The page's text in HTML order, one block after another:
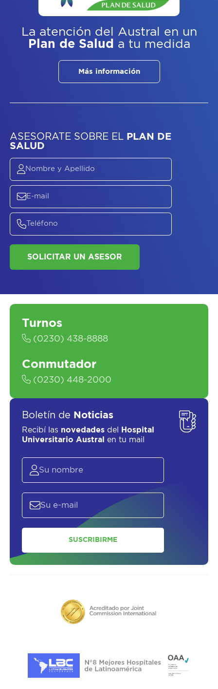
La atención del Austral
en un
Plan de Salud a tu medida
Más información
ASESORATE SOBRE
SALUD
Turnos
(0230) 438-8888
Conmutador
(0230) 448-2000
Boletín de Noticias
Recibí las novedades del
Hospital
Universitario Austral
en tu mail
SUSCRIBIRME